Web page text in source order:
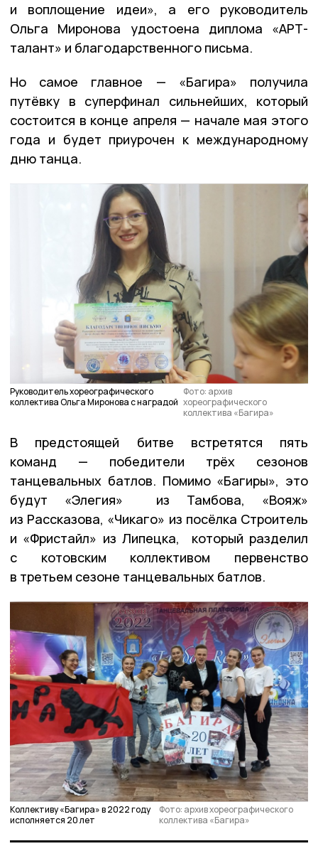
и воплощение идеи», а его руководитель
Ольга Миронова удостоена диплома «АРТ-
талант» и благодарственного письма.
Но самое главное — «Багира» получила
путёвку в суперфинал сильнейших, который
состоится в конце апреля — начале мая этого
года и будет приурочен к международному
дню танца.
Руководитель хореографического
коллектива Ольга Миронова с наградой
Фото: архив
хореографического
коллектива «Багира»
В предстоящей битве встретятся пять
команд — победители трёх сезонов
танцевальных батлов. Помимо «Багиры», это
будут «Элегия» из Тамбова, «Вояж»
из Рассказова, «Чикаго» из посёлка Строитель
и «Фристайл» из Липецка, который разделил
с котовским коллективом первенство
в третьем сезоне танцевальных батлов.
Коллективу «Багира» в 2022 году
исполняется 20 лет
Фото: архив хореографического
коллектива «Багира»